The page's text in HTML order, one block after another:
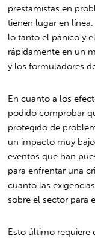
prestamistas en
tienen lugar en
lo tanto el pánico y
rápidamente en un
y los formuladores
En cuanto a los
podido comprobar
protegido de
un impacto muy
eventos que han
para enfrentar una
cuanto las
sobre el sector para
Esto último requiere